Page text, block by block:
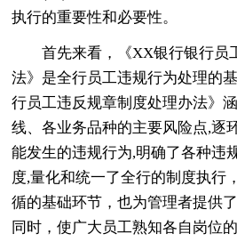
执行的重要性和必要性。
首先来看，《XX银行银行员
法》是全行员工违规行为处理的
行员工违反规章制度处理办法》
线、各业务品种的主要风险点,逐
能发生的违规行为,明确了各种违
度,量化和统一了全行的制度执行
循的基础环节，也为管理者提供
同时，使广大员工熟知各自岗位